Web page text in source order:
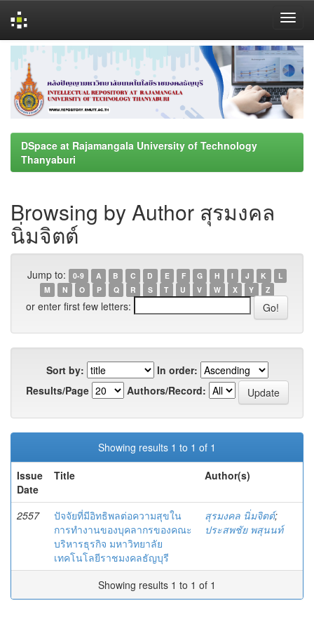
navigation
DSpace at Rajamangala University of Technology
Thanyaburi
Browsing by Author สุรมงคล
นิ่มจิตต์
Jump to: 0-9 A B C D E F G H I J K
L
M
N O P Q R S T U V W X Y Z
or enter first few letters:
Sort by:
In order:
Results/Page
Authors/Record:
Showing results 1 to 1 of 1
Issue
Date
Title Author(s)
2557
ปัจจัยที่มีอิทธิพลต่อความสุขใน
การทำงานของบุคลากรของคณะ
บริหารธุรกิจ มหาวิทยาลัย
เทคโนโลยีราชมงคลธัญบุรี
สุรมงคล นิ่มจิตต์;
ประสพชัย พสุนนท์
Showing results 1 to 1 of 1